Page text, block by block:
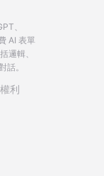
、
AI 表單
邏輯、
話。
利